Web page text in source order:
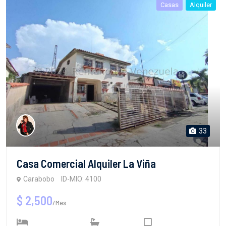
Casas Alquiler
33
Casa Comercial Alquiler La Viña
Carabobo ID-MIO: 4100
$ 2,500/Mes